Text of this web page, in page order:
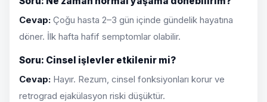
Cevap: Çoğu hasta 2–3 gün içinde gündelik hayatına
döner. İlk hafta hafif semptomlar olabilir.
Soru: Cinsel işlevler etkilenir mi?
Cevap: Hayır. Rezum, cinsel fonksiyonları korur ve
retrograd ejakülasyon riski düşüktür.